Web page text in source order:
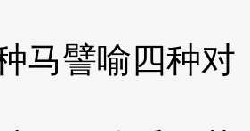
马譬喻四种对